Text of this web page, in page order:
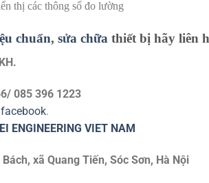
thị các thông số đo lường
chuẩn, sửa chữa thiết bị hãy liên
085 396 1223
.
ENGINEERING VIET NAM
xã Quang Tiến, Sóc Sơn, Hà Nội